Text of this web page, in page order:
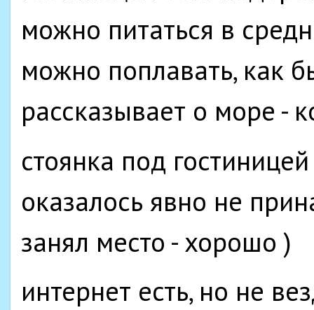
можно питаться в
можно поплавать, как
рассказывает о море -
стоянка под
оказалось явно не
занял место - хорошо )
интернет есть, но не